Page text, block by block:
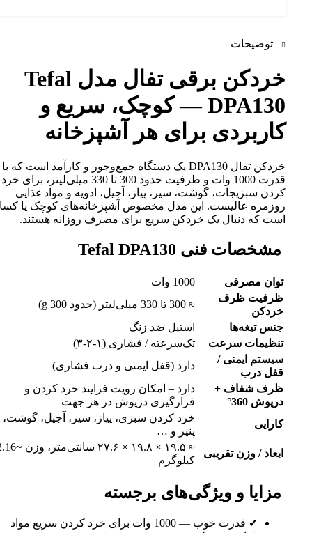
توضیحات
خردکن برقی تفال مدل Tefal
DPA130 — کوچک، سریع و
کاربردی برای هر آشپزخانه
خردکن تفال DPA130 یک دستگاه جمع‌وجور و کارآمد است که با
قدرت 1000 وات و ظرفیت حدود 300 تا 330 میلی‌لیتر، برای خرد
کردن سبزیجات، گوشت، سیر، پیاز، آجیل، ادویه و مواد غذایی
روزمره عالیست. این مدل مخصوص آشپزخانه‌های کوچک یا
است که دنبال یک خردکن سریع برای مصرف روزانه هستند.
مشخصات فنی Tefal DPA130
توان مصرفی
1000 وات
ظرفیت ظرف
خردکن
≈ 300 تا 330 میلی‌لیتر (حدود 300 g)
جنس تیغه‌ها
استیل ضد زنگ
تنظیمات سرعت
تک‌سرعته / فشاری (۱-۲-۳)
سیستم ایمنی /
قفل درب
دارد (قفل ایمنی و درب فشاری)
ظرف شفاف +
درپوش 360°
دارد – امکان رویت فرایند خرد کردن و
قرارگیری درپوش در هر جهت
کارایی
خرد کردن سبزی، پیاز، سیر، آجیل، گوشت،
پنیر و …
ابعاد / وزن تقریبی
≈ ۱۹.۵ × ۱۹.۸ × ۲۷.۶
کیلوگرم
مزایا و ویژگی‌های برجسته
✔ قدرت خوب — 1000 وات برای خرد کردن سریع مواد